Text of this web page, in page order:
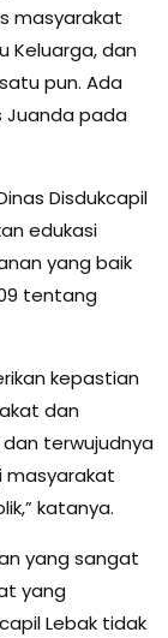
masyarakat
Keluarga, dan
pun. Ada
Juanda pada
Disdukcapil
edukasi
yang baik
tentang
kepastian
dan
terwujudnya
masyarakat
katanya.
yang sangat
yang
Lebak tidak